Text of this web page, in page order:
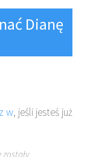
Dianę
w, jeśli jesteś już